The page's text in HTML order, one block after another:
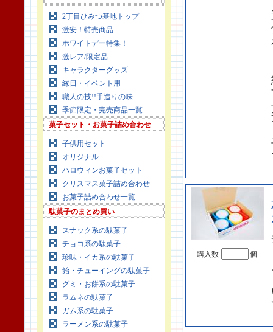
2丁目ひみつ基地トップ
激安！特売商品
ホワイトデー特集！
激レア/限定品
キャラクターグッズ
縁日・イベント用
職人の技!!手造りの味
季節限定・完売商品一覧
菓子セット・お菓子詰め合わせ
子供用セット
オリジナル
ハロウィンお菓子セット
クリスマス菓子詰め合わせ
お菓子詰め合わせ一覧
駄菓子のまとめ買い
スナック系の駄菓子
チョコ系の駄菓子
珍味・イカ系の駄菓子
飴・チューイングの駄菓子
グミ・お餅系の駄菓子
ラムネの駄菓子
ガム系の駄菓子
ラーメン系の駄菓子
購入数 個